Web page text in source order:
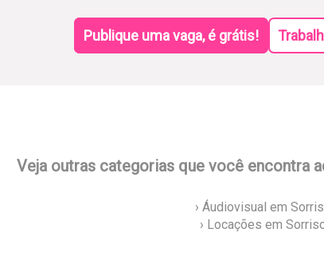
Publique uma vaga, é grátis!
Veja outras categorias que você encontra
› Áudiovisual em
› Locações em